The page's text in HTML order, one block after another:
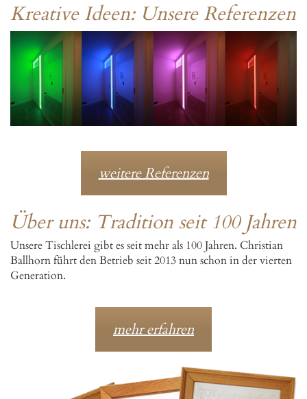
Kreative Ideen: Unsere Referenzen
weitere Referenzen
Über uns: Tradition seit 100 Jahren
Unsere Tischlerei gibt es seit mehr als 100 Jahren. Christian
Ballhorn führt den Betrieb seit 2013 nun schon in der vierten
Generation.
mehr erfahren